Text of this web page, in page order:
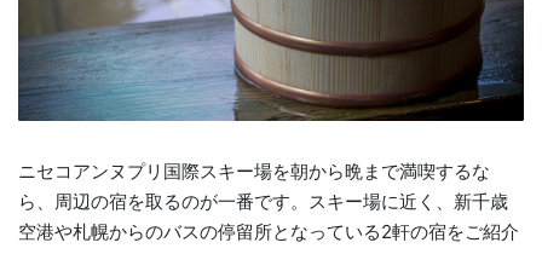
ニセコアンヌプリ国際スキー場を朝から晩まで満喫するな
ら、周辺の宿を取るのが一番です。スキー場に近く、新千歳
空港や札幌からのバスの停留所となっている2軒の宿をご紹介